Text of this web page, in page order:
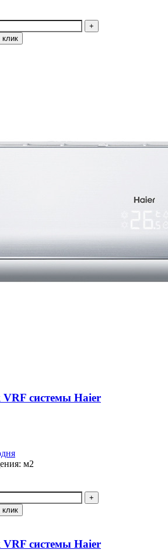
клик
системы Haier
м2
клик
системы Haier